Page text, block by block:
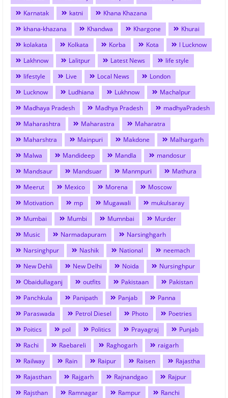
Karnatak
katni
Khana Khazana
khana-khazana
Khandwa Khargone
Khurai
kolakata
Kolkata Korba Kota
l Lucknow
Lakhnow
Lalitpur Latest News
life style
lifestyle
Live Local News
London
Lucknow
Ludhiana Lukhnow
Machalpur
Madhaya Pradesh
Madhya Pradesh
madhyaPradesh
Maharashtra
Maharastra
Maharatra
Maharshtra
Mainpuri Makdone
Malhargarh
Malwa
Mandideep Mandla
mandosur
Mandsaur
Mandsuar Manmpuri
Mathura
Meerut
Mexico Morena
Moscow
Motivation
mp Mugawali
mukulsaray
Mumbai
Mumbi Mumnbai
Murder
Music
Narmadapuram
Narsinghgarh
Narsinghpur
Nashik National
neemach
New Dehli
New Delhi Noida
Nursinghpur
Obaidullaganj
outfits Pakistaan
Pakistan
Panchkula
Panipath Panjab
Panna
Paraswada
Petrol Diesel Photo
Poetries
Poitics
pol Politics Prayagraj
Punjab
Rachi
Raebareli Raghogarh
raigarh
Railway
Rain Raipur Raisen
Rajastha
Rajasthan
Rajgarh Rajnandgao
Rajpur
Rajsthan
Ramnagar Rampur
Ranchi